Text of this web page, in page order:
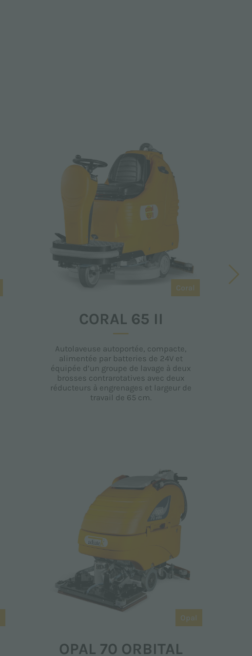
Coral
CORAL 65 II
Autolaveuse autoportée, compacte,
alimentée par batteries de 24V et
équipée d’un groupe de lavage à deux
brosses contrarotatives avec deux
réducteurs à engrenages et largeur de
travail de 65 cm.
Opal
OPAL 70 ORBITAL